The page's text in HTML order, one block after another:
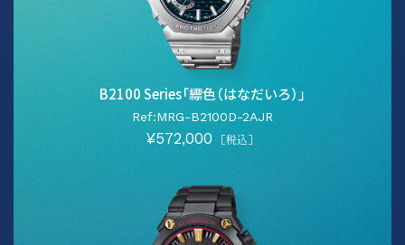
B2100 Series「縹色（はなだいろ）」
Ref:MRG-B2100D-2AJR
¥572,000 ［税込］